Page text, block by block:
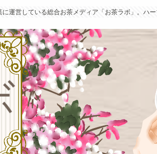
に運営している総合お茶メディア「お茶ラボ」。ハ